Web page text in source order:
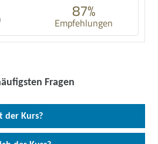
87%
Empfehlungen
Fragen
der Kurs?